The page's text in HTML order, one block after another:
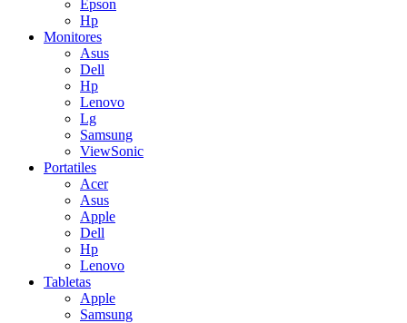
Epson
Hp
Monitores
Asus
Dell
Hp
Lenovo
Lg
Samsung
ViewSonic
Portatiles
Acer
Asus
Apple
Dell
Hp
Lenovo
Tabletas
Apple
Samsung